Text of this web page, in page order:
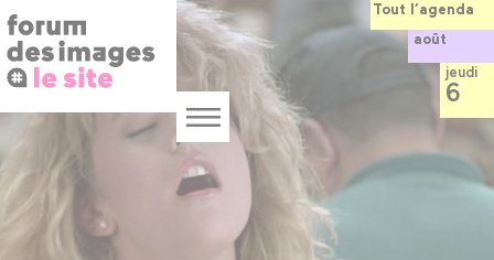
Panneau de gestion des cookies
au
contenu
principal
Menu
Tout l’agenda
août
jeudi
6